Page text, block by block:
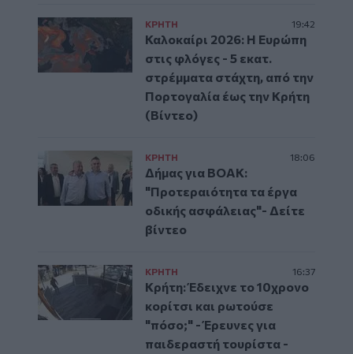
ΚΡΗΤΗ 19:42
Καλοκαίρι 2026: Η Ευρώπη
στις φλόγες - 5 εκατ.
στρέμματα στάχτη, από την
Πορτογαλία έως την Κρήτη
(Βίντεο)
ΚΡΗΤΗ 18:06
Δήμας για ΒΟΑΚ:
"Προτεραιότητα τα έργα
οδικής ασφάλειας"- Δείτε
βίντεο
ΚΡΗΤΗ 16:37
Κρήτη: Έδειχνε το 10χρονο
κορίτσι και ρωτούσε
"πόσο;" - Έρευνες για
παιδεραστή τουρίστα -